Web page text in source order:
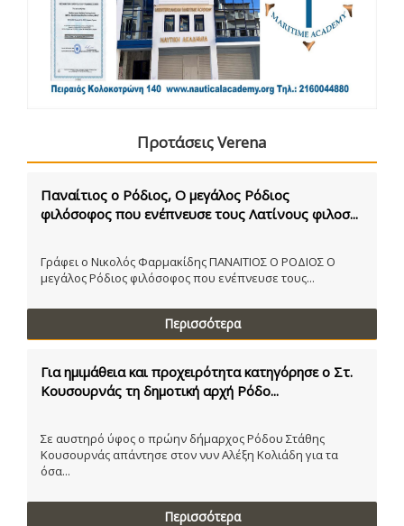
Προτάσεις Verena
Παναίτιος ο Ρόδιος, Ο μεγάλος Ρόδιος
φιλόσοφος που ενέπνευσε τους Λατίνους φιλοσ...
Γράφει ο Νικολός Φαρμακίδης ΠΑΝΑΙΤΙΟΣ Ο ΡΟΔΙΟΣ Ο
μεγάλος Ρόδιος φιλόσοφος που ενέπνευσε τους...
Περισσότερα
Για ημιμάθεια και προχειρότητα κατηγόρησε ο Στ.
Κουσουρνάς τη δημοτική αρχή Ρόδο...
Σε αυστηρό ύφος ο πρώην δήμαρχος Ρόδου Στάθης
Κουσουρνάς απάντησε στον νυν Αλέξη Κολιάδη για τα
όσα...
Περισσότερα